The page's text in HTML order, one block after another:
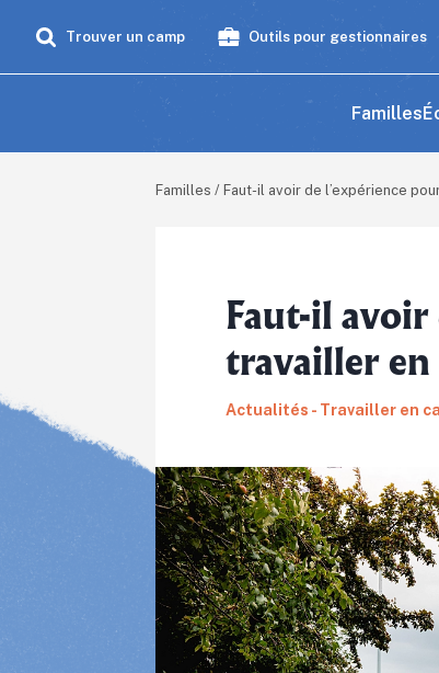
Trouver un camp Outils pour gestionnaires
Familles
Familles / Faut-il avoir de l’expérience
Faut-il avoir
travailler en
Actualités - Travailler en